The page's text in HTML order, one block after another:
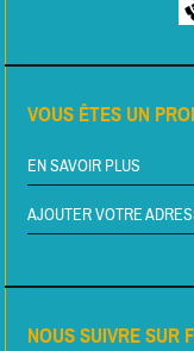
VOUS ÊTES UN
EN SAVOIR PLUS
AJOUTER VOTRE
NOUS SUIVRE SUR